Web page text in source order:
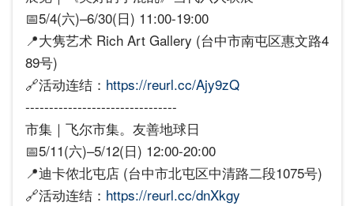
📅5/4(六)–6/30(日) 11:00-19:00
📍大隽艺术 Rich Art Gallery (台中市南屯区惠文路4
89号)
🔗活动连结： https://reurl.cc/Ajy9zQ
--------------------------------
市集｜飞尔市集。友善地球日
📅5/11(六)–5/12(日) 12:00-20:00
📍迪卡侬北屯店 (台中市北屯区中清路二段1075号)
🔗活动连结： https://reurl.cc/dnXkgy